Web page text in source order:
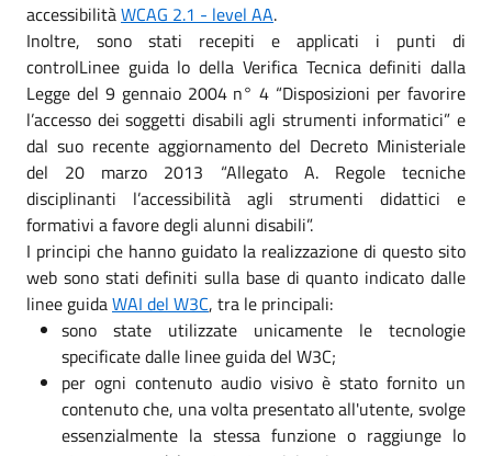
accessibilitàWCAG 2.1 - level AA.
Inoltre, sono stati recepiti e applicati i punti di
controlLinee guida lo della Verifica Tecnica definiti dalla
Legge del 9 gennaio 2004 n° 4 “Disposizioni per favorire
l’accesso dei soggetti disabili agli strumenti informatici” e
dal suo recente aggiornamento del Decreto Ministeriale
del 20 marzo 2013 “Allegato A. Regole tecniche
disciplinanti l’accessibilità agli strumenti didattici e
formativi a favore degli alunni disabili”.
I principi che hanno guidato la realizzazione di questo sito
web sono stati definiti sulla base di quanto indicato dalle
linee guidaWAI del W3C, tra le principali:
sono state utilizzate unicamente le tecnologie
specificate dalle linee guida del W3C;
per ogni contenuto audio visivo è stato fornito un
contenuto che, una volta presentato all'utente, svolge
essenzialmente la stessa funzione o raggiunge lo